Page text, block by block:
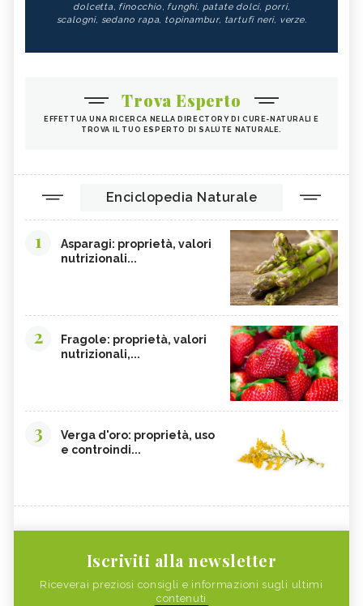
dolcetta, finocchio, funghi, patate dolci, porri,
scalogni, sedano rapa, topinambur, tartufi neri, verze.
Trova Esperto
EFFETTUA UNA RICERCA NELLA DIRECTORY DI CURE-NATURALI E
TROVA IL TUO ESPERTO DI SALUTE NATURALE.
Enciclopedia Naturale
1
Asparagi: proprietà, valori
nutrizionali...
2
Fragole: proprietà, valori
nutrizionali,...
3
Verga d'oro: proprietà, uso
e controindi...
Iscriviti alla newsletter
Riceverai preziosi consigli e informazioni sugli ultimi
contenuti